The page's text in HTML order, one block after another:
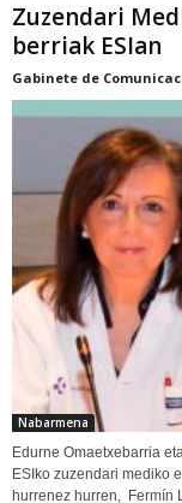
Zuzendari
berriak ESIan
Gabinete de
Nabarmena
Edurne Omaetxebarria
ESIko zuzendari mediko
hurrenez hurren, Fermín